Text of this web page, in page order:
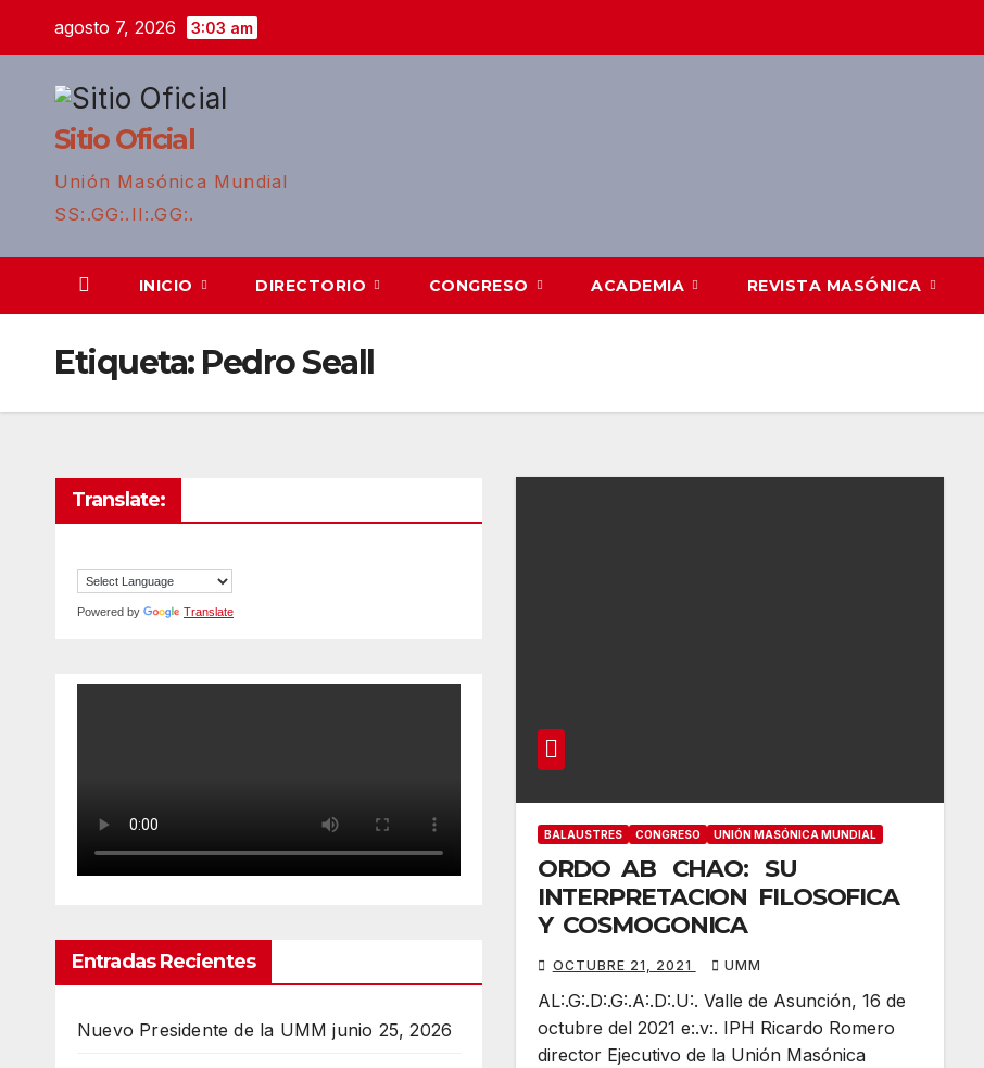
contenido
agosto 7, 2026 3:03 am
Sitio Oficial
Unión Masónica Mundial
SS:.GG:.II:.GG:.
INICIO DIRECTORIO CONGRESO ACADEMIA REVISTA MASÓNICA
Etiqueta: Pedro Seall
Translate:
Powered by Translate
Entradas Recientes
Nuevo Presidente de la UMM junio 25, 2026
BALAUSTRES CONGRESO UNIÓN MASÓNICA MUNDIAL
ORDO AB CHAO: SU
INTERPRETACION FILOSOFICA
Y COSMOGONICA
OCTUBRE 21, 2021 UMM
AL:.G:.D:.G:.A:.D:.U:. Valle de Asunción, 16 de
octubre del 2021 e:.v:. IPH Ricardo Romero
director Ejecutivo de la Unión Masónica